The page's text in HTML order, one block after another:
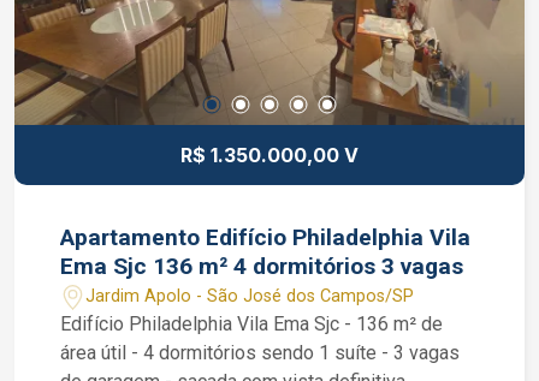
festas e espaço gourmet. Interessados falar com
o corretor de imóvel Jocimar Lopes de CRECI
135.799 (12) 98831-9511 WhatsApp e Nextel
(12) 98137-2979 Vivo
R$ 1.350.000,00 V
Apartamento Edifício Philadelphia Vila
Ema Sjc 136 m² 4 dormitórios 3 vagas
Jardim Apolo - São José dos Campos/SP
Edifício Philadelphia Vila Ema Sjc - 136 m² de
área útil - 4 dormitórios sendo 1 suíte - 3 vagas